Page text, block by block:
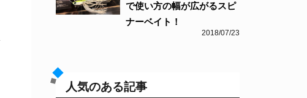
2018/07/23
で使い方の幅が広がるスピ
ナーベイト！
人気のある記事